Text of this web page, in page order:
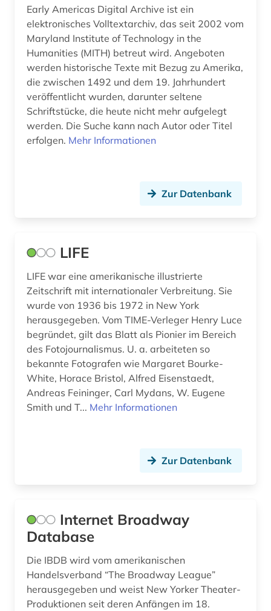
finanzwirtschaft (1)
florida (2)
forschung (7)
forschungsbericht (1)
forschungsdaten (1)
forschungsprojekt (2)
frau (3)
frauen (1)
frauenbild (2)
frauenforschung (2)
frauenwahlrecht (2)
geheimdienst (4)
gender (1)
gerichtsentscheidung (1)
geschichte &lt;1801-1819&gt; (1)
geschichte 1492-1820 (1)
Early Americas Digital Archive ist ein
elektronisches Volltextarchiv, das seit 2002 vom
Maryland Institute of Technology in the
Humanities (MITH) betreut wird. Angeboten
werden historische Texte mit Bezug zu Amerika,
die zwischen 1492 und dem 19. Jahrhundert
veröffentlicht wurden, darunter seltene
Schriftstücke, die heute nicht mehr aufgelegt
werden. Die Suche kann nach Autor oder Titel
erfolgen. Mehr Informationen
Zur Datenbank
LIFE
LIFE war eine amerikanische illustrierte
Zeitschrift mit internationaler Verbreitung. Sie
wurde von 1936 bis 1972 in New York
herausgegeben. Vom TIME-Verleger Henry Luce
begründet, gilt das Blatt als Pionier im Bereich
des Fotojournalismus. U. a. arbeiteten so
bekannte Fotografen wie Margaret Bourke-
White, Horace Bristol, Alfred Eisenstaedt,
Andreas Feininger, Carl Mydans, W. Eugene
Smith und T... Mehr Informationen
Zur Datenbank
Internet Broadway
Database
Die IBDB wird vom amerikanischen
Handelsverband “The Broadway League”
herausgegeben und weist New Yorker Theater-
Produktionen seit deren Anfängen im 18.